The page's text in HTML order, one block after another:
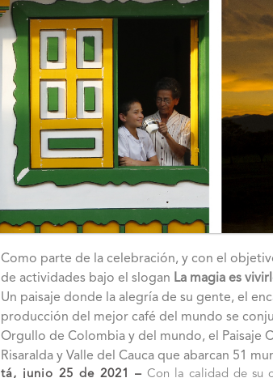
Como parte de la celebración, y con el
de actividades bajo el slogan La magia es
Un paisaje donde la alegría de su gente, el
producción del mejor café del mundo se
Orgullo de Colombia y del mundo, el Paisaje
Risaralda y Valle del Cauca que abarcan 51
junio 25 de 2021 – Con la calidad de su